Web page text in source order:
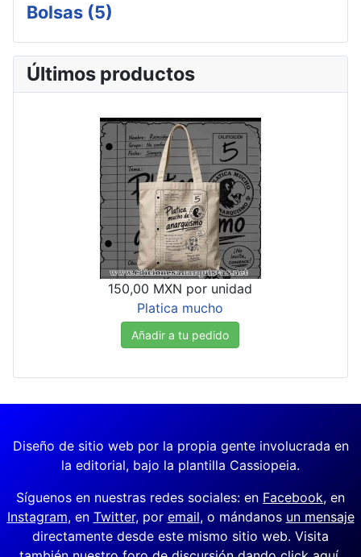
Bolsas (5)
Últimos productos
150,00 MXN por unidad
Platica mucho
Añadir a tu pedido
Diseño de sitio web por la propia gente involucrada en
la editorial, bajo la plantilla Cassiopeia.
Síguenos en nuestras redes sociales: en Facebook, en
Instagram, en Twitter, por email, o mándanos un mensaje
directamente desde este mismo sitio web. Visita